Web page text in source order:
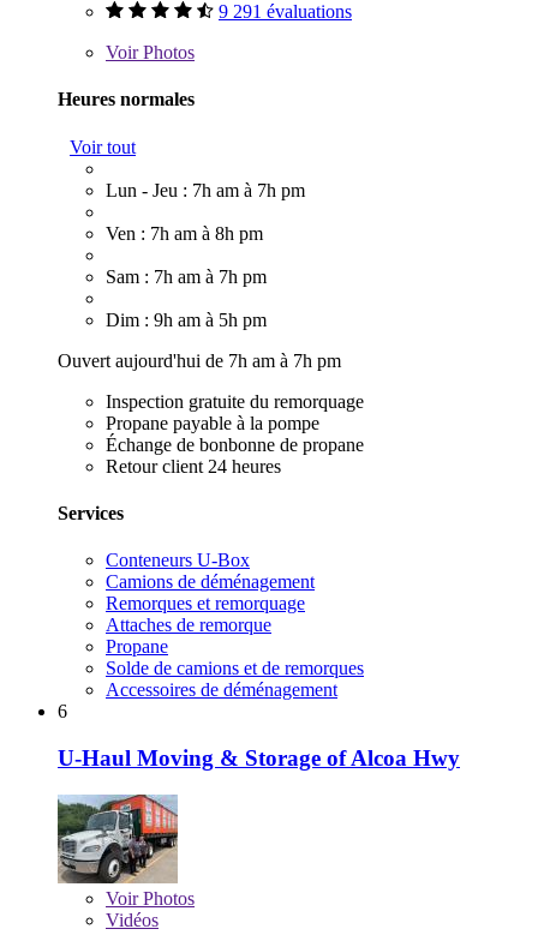
9 291 évaluations
VoirPhotos
Heures normales
Voir tout
Lun - Jeu : 7h am à 7h pm
Ven : 7h am à 8h pm
Sam : 7h am à 7h pm
Dim : 9h am à 5h pm
Ouvert aujourd'hui de 7h am à 7h pm
Inspection gratuite du remorquage
Propane payable à la pompe
Échange de bonbonne de propane
Retour client 24 heures
Services
Conteneurs U-Box
Camions de déménagement
Remorques et remorquage
Attaches de remorque
Propane
Solde de camions et de remorques
Accessoires de déménagement
6
U-Haul Moving & Storage of Alcoa Hwy
VoirPhotos
Vidéos